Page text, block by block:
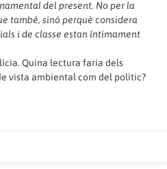
del present. No per la
també, sinó perquè considera
i de classe estan íntimament
Quina lectura faria dels
vista ambiental com del polític?